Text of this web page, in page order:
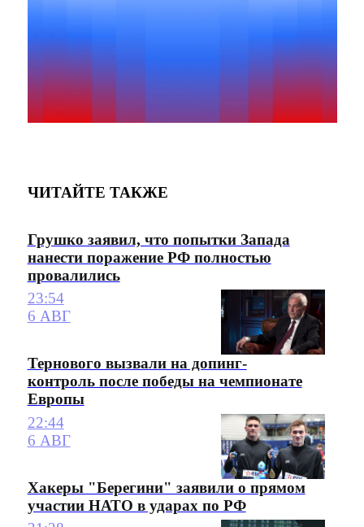
ЧИТАЙТЕ ТАКЖЕ
Грушко заявил, что попытки Запада
нанести поражение РФ полностью
провалились
23:54
6 АВГ
Тернового вызвали на допинг-
контроль после победы на чемпионате
Европы
22:44
6 АВГ
Хакеры "Берегини" заявили о прямом
участии НАТО в ударах по РФ